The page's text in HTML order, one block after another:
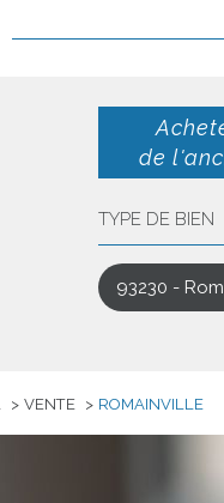
de
de
de
TYPE DE BIEN
93230 -
VENTE ROMAINVILLE